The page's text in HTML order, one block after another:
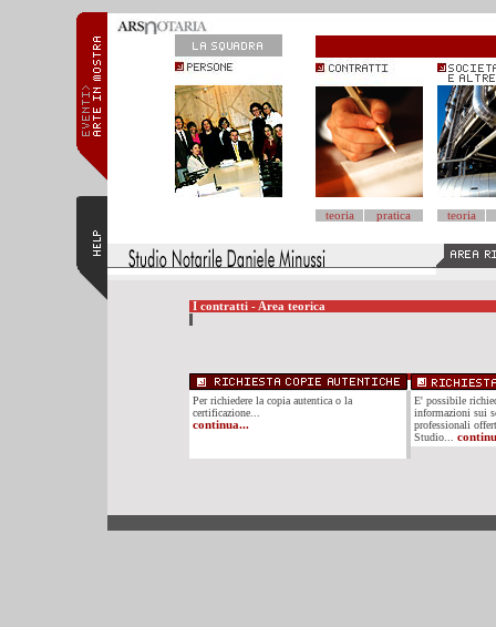
teoria pratica teoria
I contratti - Area teorica
Per richiedere la copia autentica o la
certificazione...
continua...
E' possibile
informazioni sui
professionali
Studio...